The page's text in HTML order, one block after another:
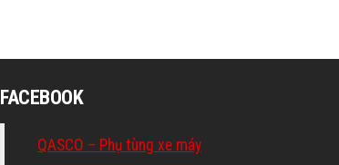
FACEBOOK
QASCO – Phụ tùng xe máy